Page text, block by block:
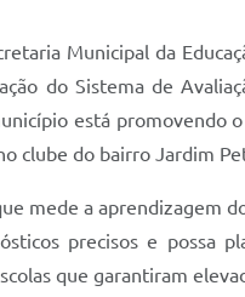
Municipal da
do Sistema de
está promovendo
clube do bairro Jardim
mede a aprendizagem
precisos e possa
que garantiram